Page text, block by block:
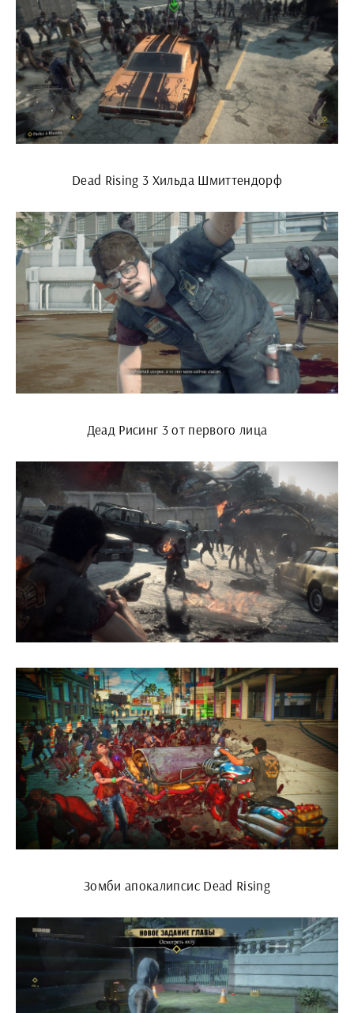
Dead Rising 3 Хильда Шмиттендорф
Деад Рисинг 3 от первого лица
Зомби апокалипсис Dead Rising